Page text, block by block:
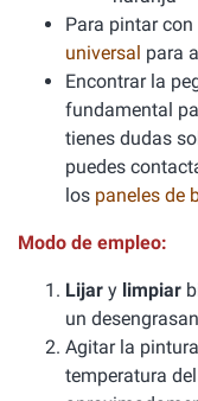
Para pintar
universal para
Encontrar la
fundamental
tienes dudas
puedes
los paneles de
Modo de empleo:
Lijar y limpiar
un
Agitar la
temperatura